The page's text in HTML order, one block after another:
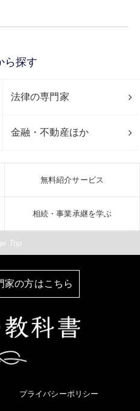
ら探す
法律の専門家
金融・不動産ほか
無料紹介サービス
相続・事業承継を学ぶ
Top
家の方はこちら
プライバシーポリシー